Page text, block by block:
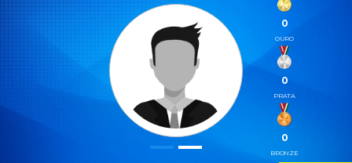
0
OURO
0
PRATA
0
BRONZE